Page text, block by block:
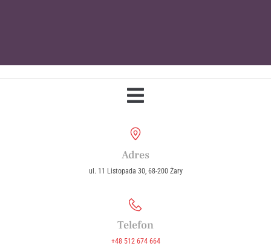
Adres
ul. 11 Listopada 30, 68-200 Żary
Telefon
+48 512 674 664